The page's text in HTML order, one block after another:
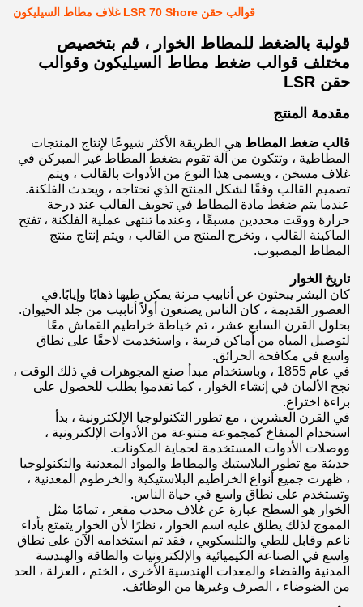
قوالب حقن LSR 70 Shore غلاف مطاط السيليكون
قولبة بالضغط للمطاط الخوار ، قم بتخصيص
مختلف قوالب ضغط مطاط السيليكون وقوالب
حقن LSR
مقدمة المنتج
قالب ضغط المطاط هي الطريقة الأكثر شيوعًا لإنتاج المنتجات
المطاطية ، وتتكون من آلة تقوم بضغط المطاط غير المبركن في
غلاف مسخن ، ويسمى هذا النوع من الأدوات بالقالب ، ويتم
تصميم القالب وفقًا لشكل المنتج الذي نحتاجه ، ويحدث الفلكنة.
عندما يتم ضغط مادة المطاط في تجويف القالب عند درجة
حرارة ووقت محددين مسبقًا ، وعندما تنتهي عملية الفلكنة ، تفتح
الماكينة القالب ، وتخرج المنتج من القالب ، ويتم إنتاج منتج
المطاط المصبوب.
تاريخ الخوار
كان البشر يبحثون عن أنابيب مرنة يمكن طيها ذهابًا وإيابًا.في
العصور القديمة ، كان الناس يصنعون أولاً أنابيب من جلد الحيوان.
بحلول القرن السابع عشر ، تم خياطة خراطيم القماش معًا
لتوصيل المياه من أماكن قريبة ، واستخدمت لاحقًا على نطاق
واسع في مكافحة الحرائق.
في عام 1855 ، وباستخدام مبدأ صنع المجوهرات في ذلك الوقت ،
نجح الألمان في إنشاء الخوار ، كما تقدموا بطلب للحصول على
براءة اختراع.
في القرن العشرين ، مع تطور التكنولوجيا الإلكترونية ، بدأ
استخدام المنفاخ كمجموعة متنوعة من الأدوات الإلكترونية ،
ووصلات الأدوات المستخدمة لحماية المكونات.
حديثة مع تطور البلاستيك والمطاط والمواد المعدنية والتكنولوجيا
، ظهرت جميع أنواع الخراطيم البلاستيكية والخرطوم المعدنية ،
وتستخدم على نطاق واسع في حياة الناس.
الخوار هو السطح عبارة عن غلاف محدب مقعر ، تمامًا مثل
المموج لذلك يطلق عليه اسم الخوار ، نظرًا لأن الخوار يتمتع بأداء
ناعم وقابل للطي والتلسكوبي ، فقد تم استخدامه الآن على نطاق
واسع في الصناعة الكيميائية والإلكترونيات والطاقة والهندسة
المدنية والفضاء والمعدات الهندسية الأخرى ، الختم ، العزلة ، الحد
من الضوضاء ، الصرف وغيرها من الوظائف.